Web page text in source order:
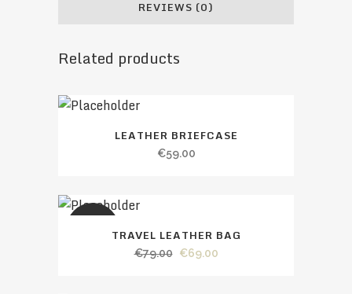
REVIEWS (0)
Related products
LEATHER BRIEFCASE
€59.00
TRAVEL LEATHER BAG
€79.00 €69.00